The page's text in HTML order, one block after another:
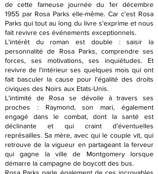
de cette fameuse journée du 1er décembre
1955 par Rosa Parks elle-même. Car c'est Rosa
Parks qui tout au long du livre s'exprime et nous
fait revivre ces événements exceptionnels.
L'intérêt du roman est double : saisir la
personnalité de Rosa Parks, comprendre ses
forces, ses motivations, ses inquiétudes. Et
revivre de l'intérieur ses quelques mois qui ont
fait basculer la cause pour l'égalité des droits
civiques des Noirs aux Etats-Unis.
L'intimité de Rosa se dévoile à travers ses
proches : Raymond, son mari, également
engagé dans le combat, dont la santé est
déclinante et qui craint d'éventuelles
représailles. Sa mère, avec qui le couple vit, qui
retrouve de la vigueur en partageant la ferveur
qui gagne la ville de Montgomery lorsque
démarre la campagne de boycott des bus.